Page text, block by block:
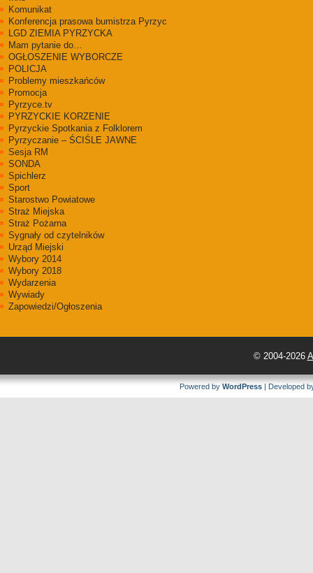
Komunikat
Konferencja prasowa bumistrza Pyrzyc
LGD ZIEMIA PYRZYCKA
Mam pytanie do…
OGŁOSZENIE WYBORCZE
POLICJA
Problemy mieszkańców
Promocja
Pyrzyce.tv
PYRZYCKIE KORZENIE
Pyrzyckie Spotkania z Folklorem
Pyrzyczanie – ŚCIŚLE JAWNE
Sesja RM
SONDA
Spichlerz
Sport
Starostwo Powiatowe
Straż Miejska
Straż Pożarna
Sygnały od czytelników
Urząd Miejski
Wybory 2014
Wybory 2018
Wydarzenia
Wywiady
Zapowiedzi/Ogłoszenia
© 2004-2026
Powered by WordPress | Developed